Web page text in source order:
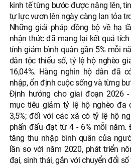
kinh tế từng bước được nâng lên,
tự lực vươn lên ngày càng lan tỏa
Những giải pháp đồng bộ về hạ
nhận thức đã mang lại kết quả
tỉnh giảm bình quân gần 5% mỗi
dân tộc thiểu số, tỷ lệ hộ nghèo
16,04%. Hàng nghìn hộ dân đã
nhập, ổn định cuộc sống và từng
Định hướng cho giai đoạn 2026 -
mục tiêu giảm tỷ lệ hộ nghèo đa
3,5%; đối với các xã có tỷ lệ hộ
phấn đấu đạt từ 4 - 6% mỗi năm.
tăng thu nhập bình quân của
lần so với năm 2020, phát triển
đại, sinh thái, gắn với chuyển đổi số